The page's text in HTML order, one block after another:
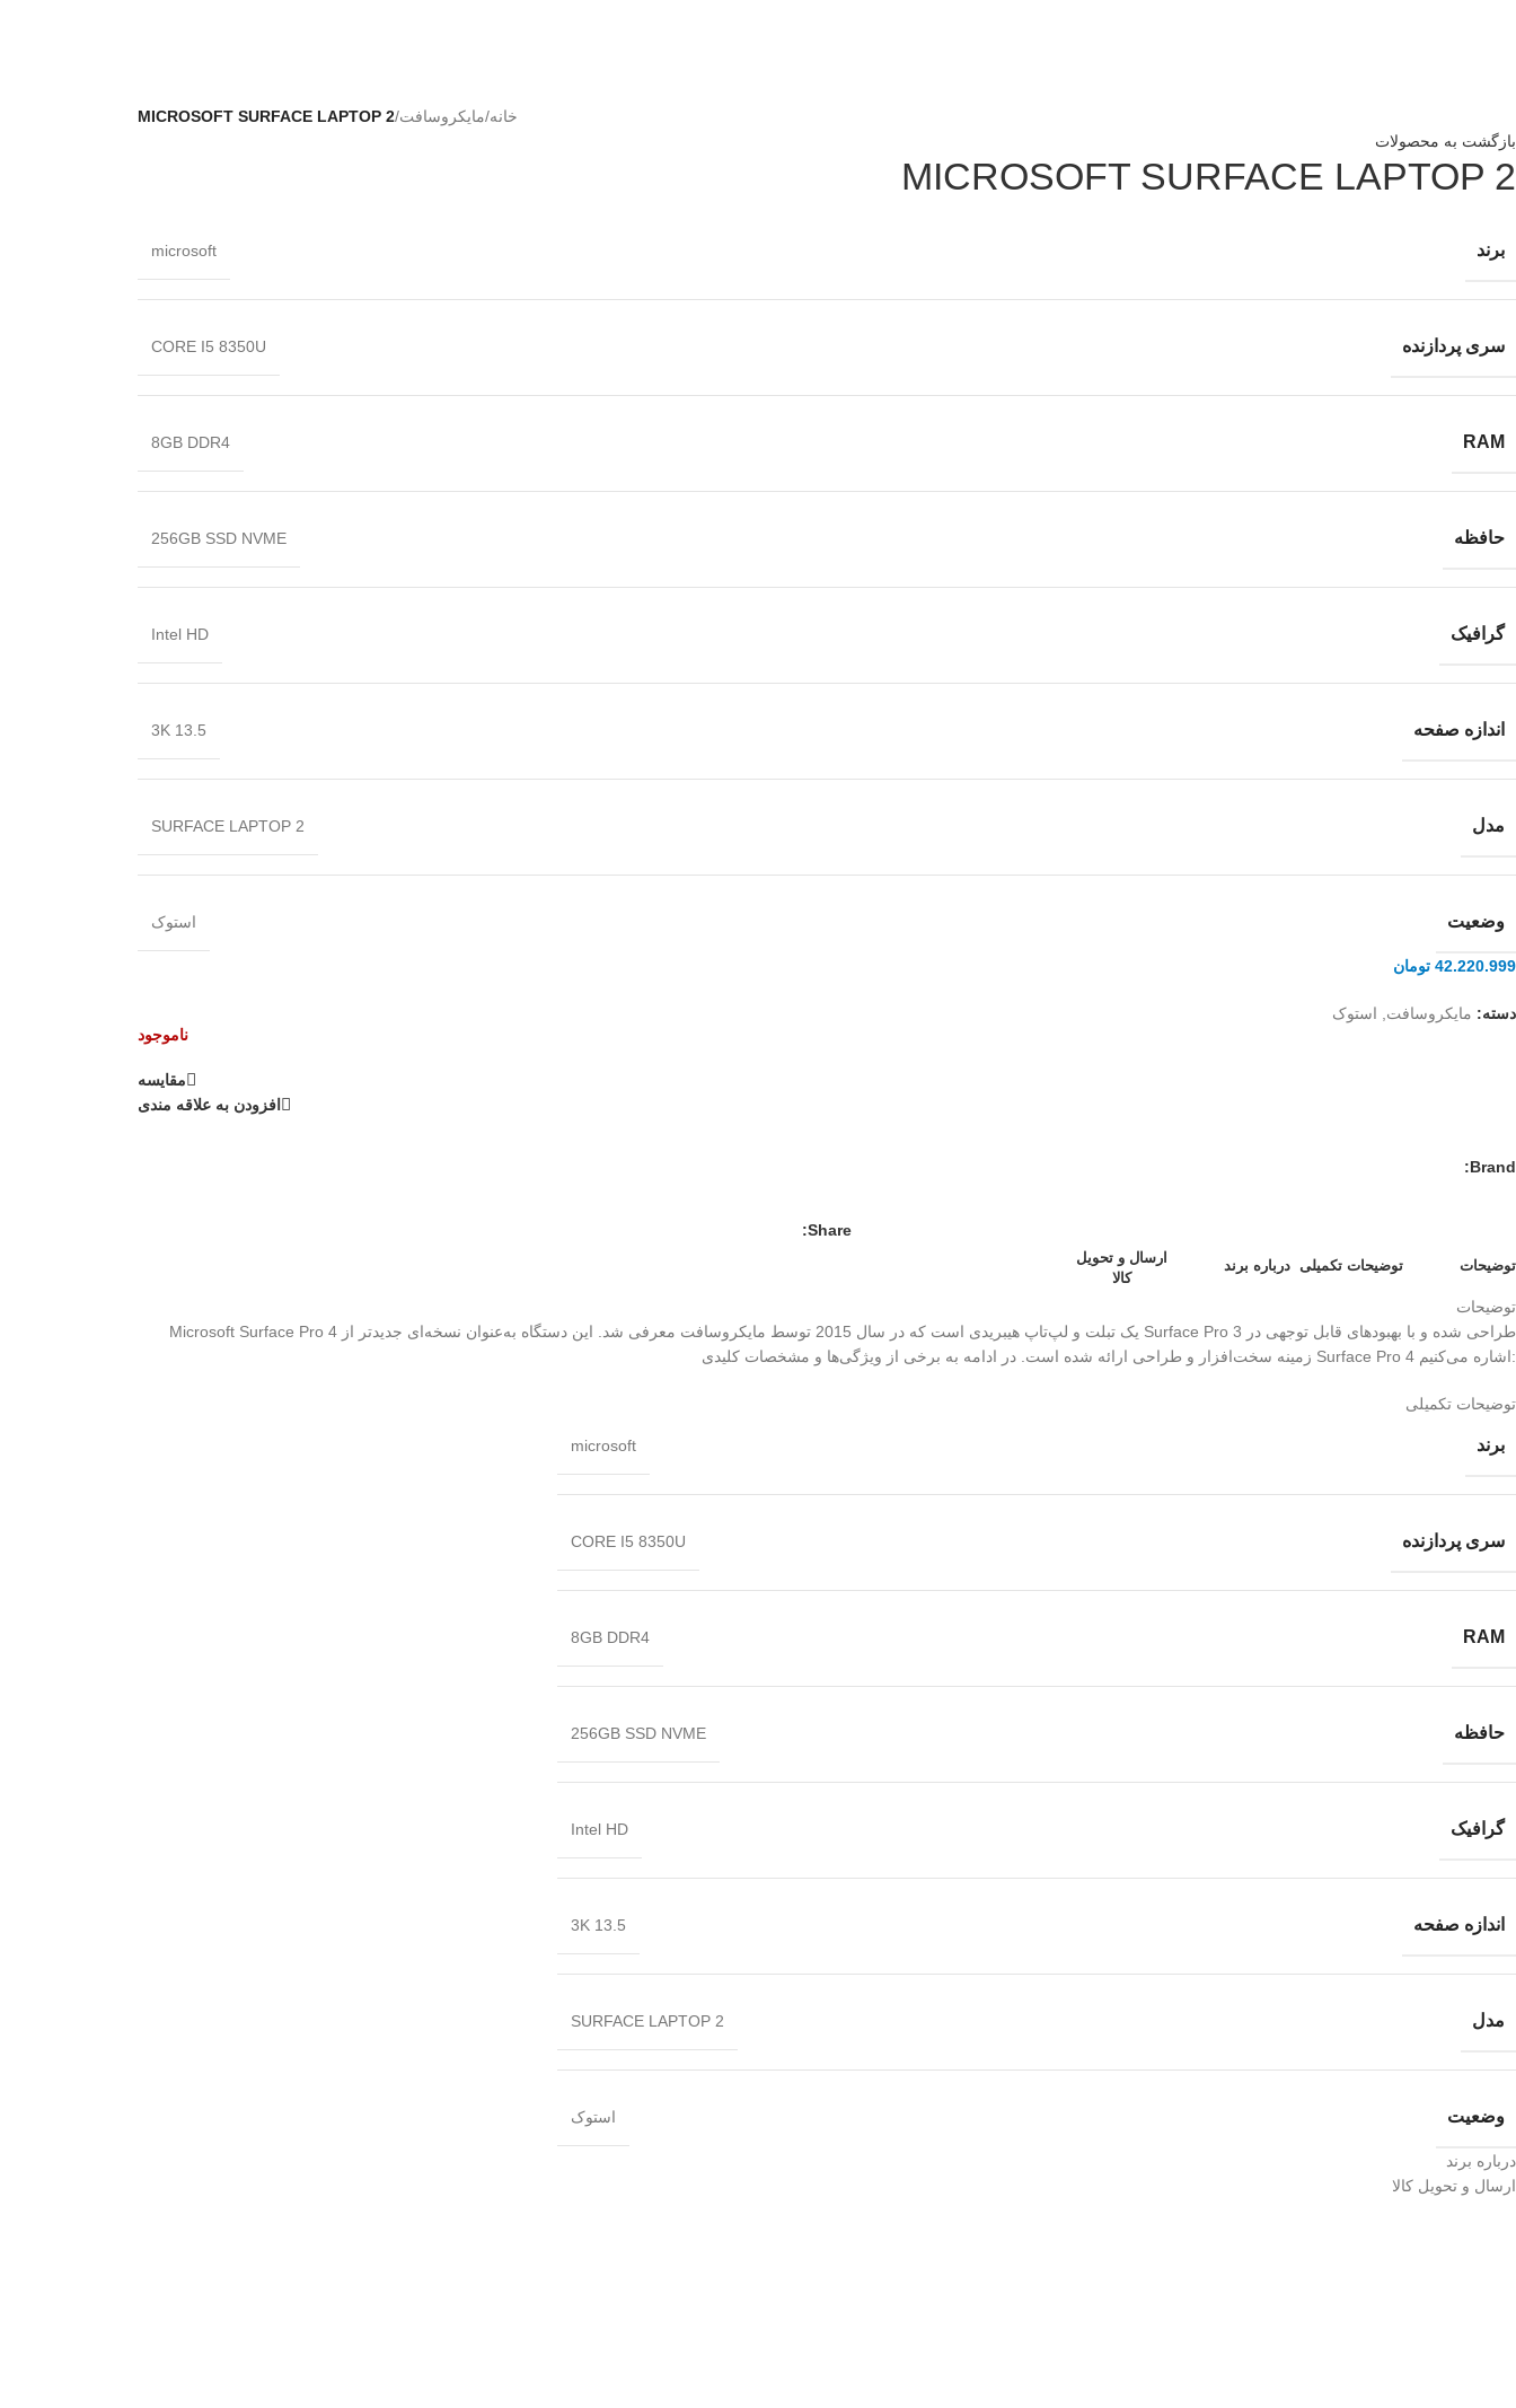
خانه/مایکروسافت/
MICROSOFT SURFACE LAPTOP 2
بازگشت به محصولات
MICROSOFT SURFACE LAPTOP 2
برند microsoft
سری پردازنده CORE I5 8350U
RAM
8GB DDR4
حافظه 256GB SSD NVME
گرافیک Intel HD
اندازه صفحه 13.5 3K
مدل SURFACE LAPTOP 2
وضعیت استوک
42.220.999 تومان
دسته: مایکروسافت
استوک
ناموجود
مقايسه
افزودن به علاقه مندی
Brand:
Share:
توضیحات توضیحات تکمیلی درباره برند
ارسال و تحویل
کالا
توضیحات
Microsoft Surface Pro 4 یک تبلت و لپ‌تاپ هیبریدی است که در سال 2015 توسط مایکروسافت معرفی شد. این دستگاه به‌عنوان نسخه‌ای جدیدتر از Surface Pro 3 طراحی شده و با بهبودهای قابل توجهی در
زمینه سخت‌افزار و طراحی ارائه شده است. در ادامه به برخی از ویژگی‌ها و مشخصات کلیدی Surface Pro 4 اشاره می‌کنیم:
توضیحات تکمیلی
برند microsoft
سری پردازنده CORE I5 8350U
RAM
8GB DDR4
حافظه 256GB SSD NVME
گرافیک Intel HD
اندازه صفحه 13.5 3K
مدل SURFACE LAPTOP 2
وضعیت استوک
درباره برند
ارسال و تحویل کالا